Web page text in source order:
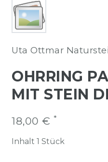
Uta Ottmar
OHRRING
MIT STEIN
18,00 € *
Inhalt 1 Stück